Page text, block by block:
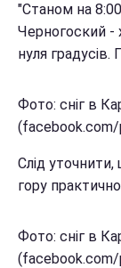
"Станом на
Черногоский -
нуля градусів.
Фото: сніг в
Слід
гору
Фото: сніг в